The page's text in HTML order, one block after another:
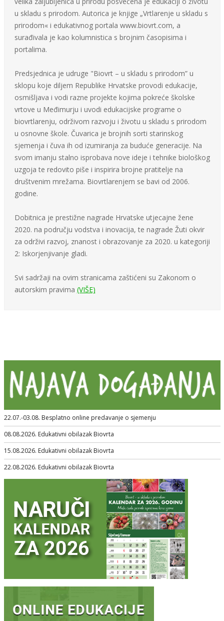
u skladu s prirodom. Autorica je knjige „Vrtlarenje u skladu s
prirodom« i edukativnog portala www.biovrt.com, a
surađivala je kao kolumnistica s brojnim časopisima i
portalima.
Predsjednica je udruge "Biovrt – u skladu s prirodom” u
sklopu koje diljem Republike Hrvatske provodi edukacije,
osmišljava i vodi razne projekte kojima pokreće školske
vrtove u Međimurju i uvodi edukacijske programe o
biovrtlarenju, održivom razvoju i životu u skladu s prirodom
u osnovne škole. Čuvarica je brojnih sorti starinskog
sjemenja i čuva ih od izumiranja za buduće generacije. Na
svom imanju stalno isprobava nove ideje i tehnike biološkog
uzgoja te redovito piše i inspirira brojne pratitelje na
društvenim mrežama. Biovrtlarenjem se bavi od 2006.
godine.
Dobitnica je prestižne nagrade Hrvatske utjecajne žene
2020. na području vodstva i inovacija, te nagrade Žuti okvir
za održivi razvoj, znanost i obrazovanje za 2020. u kategoriji
2: Iskorjenjivanje gladi.
Svi sadržaji na ovim stranicama zaštićeni su Zakonom o
autorskim pravima (VIŠE)
22.07.-03.08. Besplatno online predavanje o sjemenju
08.08.2026. Edukativni obilazak Biovrta
15.08.2026. Edukativni obilazak Biovrta
22.08.2026. Edukativni obilazak Biovrta